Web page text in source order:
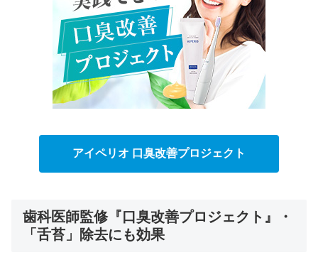
アイペリオ 口臭改善プロジェクト
歯科医師監修『口臭改善プロジェクト』・
「舌苔」除去にも効果